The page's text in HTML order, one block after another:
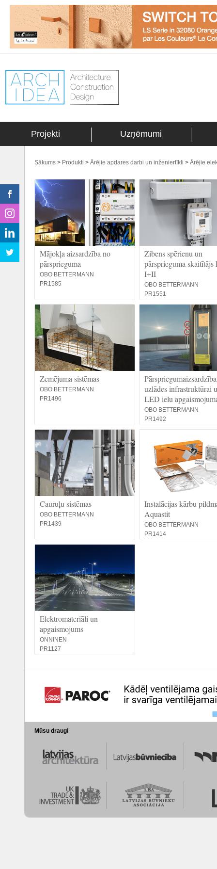
Projekti Uzņēmumi
Sākums > Produkti > Ārējie apdares darbi un inženiertīkli > Ārējie
Mājokļa aizsardzība no
pārsprieguma
OBO BETTERMANN
PR1585
Zibens spērienu un
pārsprieguma skaitītājs
I+II
OBO BETTERMANN
PR1551
Zemējuma sistēmas
OBO BETTERMANN
PR1496
Pārspriegumaizsardzība
uzlādes infrastruktūrai
LED ielu
OBO BETTERMANN
PR1492
Cauruļu sistēmas
OBO BETTERMANN
PR1439
Instalācijas kārbu
Aquastit
OBO BETTERMANN
PR1414
Elektromateriāli un
apgaismojums
ONNINEN
PR1127
Mūsu draugi